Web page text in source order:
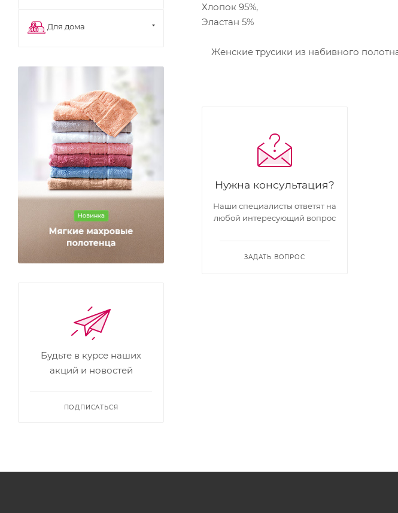
Хлопок 95%,
Эластан 5%
Женские трусики из набивного
Нужна консультация?
Наши специалисты ответят на
любой интересующий вопрос
ЗАДАТЬ ВОПРОС
Для дома
Будьте в курсе наших
акций и новостей
ПОДПИСАТЬСЯ